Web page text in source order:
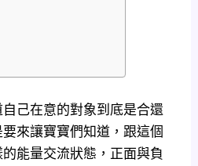
己在意的對象到底是合還
來讓寶寶們知道，跟這個
能量交流狀態，正面與負